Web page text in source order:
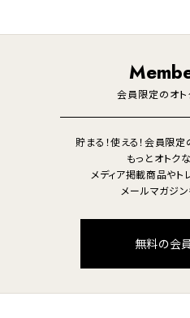
調理家電
会員限定のオ
貯まる！使える！会員限
もっとオトク
メディア掲載商品や
メールマガジン
無料の会